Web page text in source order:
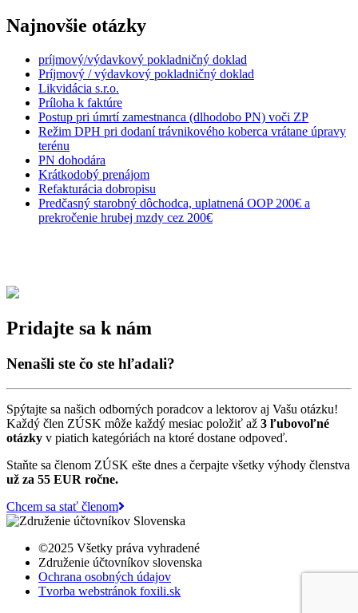
Najnovšie otázky
príjmový/výdavkový pokladničný doklad
Príjmový / výdavkový pokladničný doklad
Likvidácia s.r.o.
Príloha k faktúre
Postup pri úmrtí zamestnanca (dlhodobo PN) voči ZP
Režim DPH pri dodaní trávnikového koberca vrátane úpravy
terénu
PN dohodára
Krátkodobý prenájom
Refakturácia dobropisu
Predčasný starobný dôchodca, uplatnená OOP 200€ a
prekročenie hrubej mzdy cez 200€
Pridajte sa k nám
Nenašli ste čo ste hľadali?
Spýtajte sa našich odborných poradcov a lektorov aj Vašu otázku!
Každý člen ZÚSK môže každý mesiac položiť až 3 ľubovoľné
otázky v piatich kategóriách na ktoré dostane odpoveď.
Staňte sa členom ZÚSK ešte dnes a čerpajte všetky výhody členstva
už za 55 EUR ročne.
Chcem sa stať členom
©2025 Všetky práva vyhradené
Združenie účtovníkov slovenska
Ochrana osobných údajov
Tvorba webstránok foxili.sk